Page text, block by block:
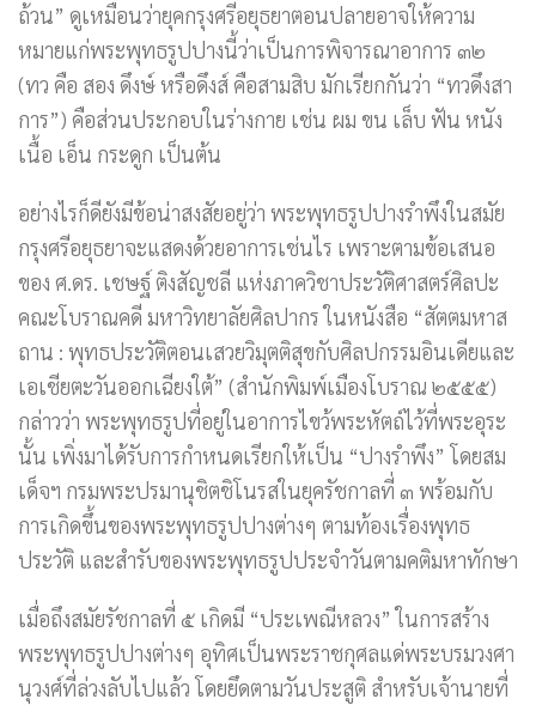
ถ้วน” ดูเหมือนว่ายุคกรุงศรีอยุธยาตอนปลายอาจให้ความ
หมายแก่พระพุทธรูปปางนี้ว่าเป็นการพิจารณาอาการ ๓๒
(ทว คือ สอง ดึงษ์ หรือดึงส์ คือสามสิบ มักเรียกกันว่า “ทวดึงสา
การ”) คือส่วนประกอบในร่างกาย เช่น ผม ขน เล็บ ฟัน หนัง
เนื้อ เอ็น กระดูก เป็นต้น
อย่างไรก็ดียังมีข้อน่าสงสัยอยู่ว่า พระพุทธรูปปางรำพึงในสมัย
กรุงศรีอยุธยาจะแสดงด้วยอาการเช่นไร เพราะตามข้อเสนอ
ของ ศ.ดร. เชษฐ์ ติงสัญชลี แห่งภาควิชาประวัติศาสตร์ศิลปะ
คณะโบราณคดี มหาวิทยาลัยศิลปากร ในหนังสือ “สัตตมหาส
ถาน : พุทธประวัติตอนเสวยวิมุตติสุขกับศิลปกรรมอินเดียและ
เอเชียตะวันออกเฉียงใต้” (สำนักพิมพ์เมืองโบราณ ๒๕๕๕)
กล่าวว่า พระพุทธรูปที่อยู่ในอาการไขว้พระหัตถ์ไว้ที่พระอุระ
นั้น เพิ่งมาได้รับการกำหนดเรียกให้เป็น “ปางรำพึง” โดยสม
เด็จฯ กรมพระปรมานุชิตชิโนรสในยุครัชกาลที่ ๓ พร้อมกับ
การเกิดขึ้นของพระพุทธรูปปางต่างๆ ตามท้องเรื่องพุทธ
ประวัติ และสำรับของพระพุทธรูปประจำวันตามคติมหาทักษา
เมื่อถึงสมัยรัชกาลที่ ๕ เกิดมี “ประเพณีหลวง” ในการสร้าง
พระพุทธรูปปางต่างๆ อุทิศเป็นพระราชกุศลแด่พระบรมวงศา
นุวงศ์ที่ล่วงลับไปแล้ว โดยยึดตามวันประสูติ สำหรับเจ้านายที่